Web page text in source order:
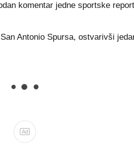
komentar jedne sportske
Antonio Spursa, ostvarivši
Ad